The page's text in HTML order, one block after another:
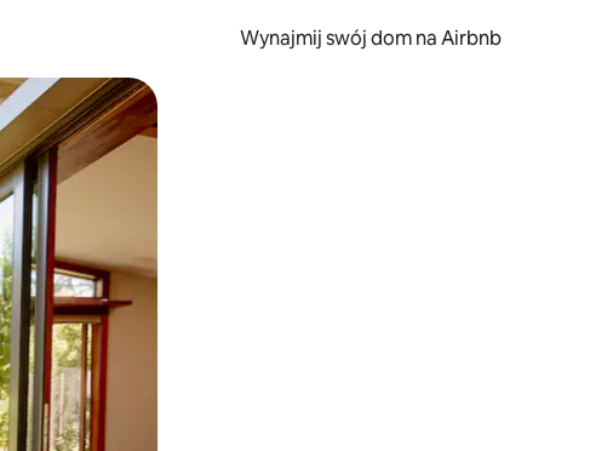
Wynajmij swój dom na Airbnb
je za pomocą gestów dotykowych lub przesuwania.